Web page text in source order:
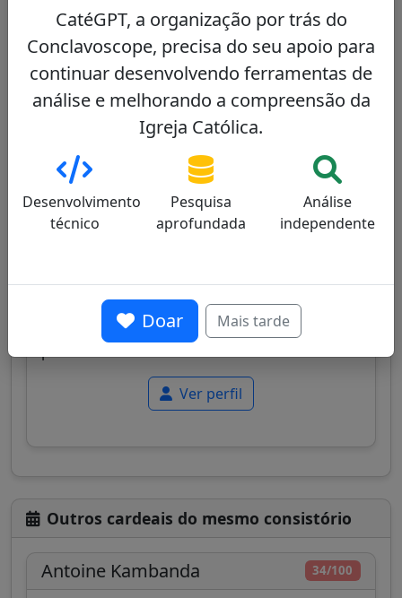
diplomática.
Ver perfil
47/100
Angelo De Donatis
Cardeal italiano, antigo vigário-geral do Papa
para a diocese de Roma, conhecido pelo seu
equilíbrio entre tradição litúrgica e abertura
Ver perfil
Outros cardeais do mesmo consistório
34/100
Antoine Kambanda
CatéGPT, a organização por trás do
Conclavoscope, precisa do seu apoio para
continuar desenvolvendo ferramentas de
análise e melhorando a compreensão da
Igreja Católica.
Desenvolvimento
técnico
Pesquisa
aprofundada
Análise
independente
Doar Mais tarde